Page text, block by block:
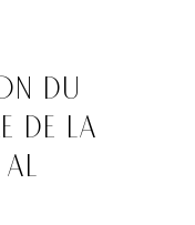
DU
DE LA